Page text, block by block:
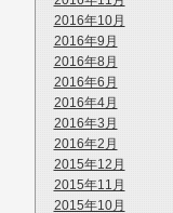
2016年10月
2016年9月
2016年8月
2016年6月
2016年4月
2016年3月
2016年2月
2015年12月
2015年11月
2015年10月